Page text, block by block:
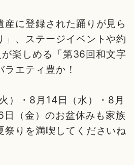
に登録された踊りが見ら
」、ステージイベントや約
楽しめる「第36回和文字
エティ豊か！
）・8月14日（水）・8月
（金）のお盆休みも家族
祭りを満喫してくださいね